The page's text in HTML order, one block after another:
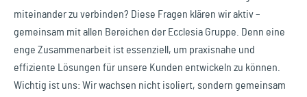
miteinander zu verbinden? Diese Fragen klären wir aktiv –
gemeinsam mit allen Bereichen der Ecclesia Gruppe. Denn eine
enge Zusammenarbeit ist essenziell, um praxisnahe und
effiziente Lösungen für unsere Kunden entwickeln zu können.
Wichtig ist uns: Wir wachsen nicht isoliert, sondern gemeinsam